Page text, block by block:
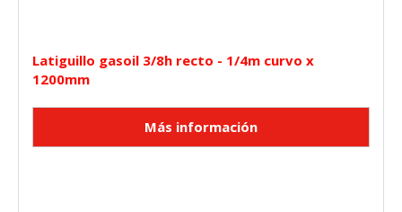
Latiguillo gasoil 3/8h recto - 1/4m curvo x
1200mm